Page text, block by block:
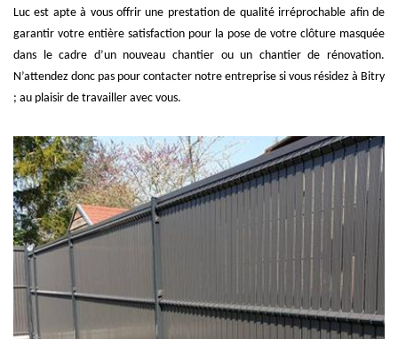
Luc est apte à vous offrir une prestation de qualité irréprochable afin de
garantir votre entière satisfaction pour la pose de votre clôture masquée
dans le cadre d’un nouveau chantier ou un chantier de rénovation.
N’attendez donc pas pour contacter notre entreprise si vous résidez à Bitry
; au plaisir de travailler avec vous.